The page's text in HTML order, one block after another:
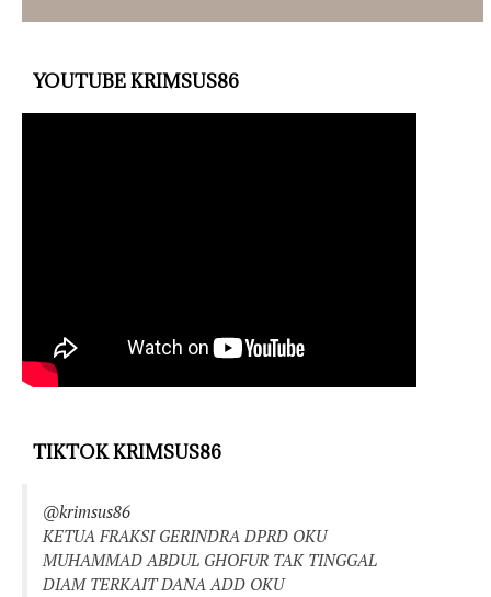
YOUTUBE KRIMSUS86
TIKTOK KRIMSUS86
@krimsus86
KETUA FRAKSI GERINDRA DPRD OKU
MUHAMMAD ABDUL GHOFUR TAK TINGGAL
DIAM TERKAIT DANA ADD OKU